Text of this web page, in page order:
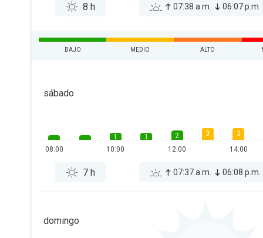
8 h 07:38 a.m. 06:07 p.m.
BAJO MEDIO ALTO
sábado
08:00
1
10:00
1
2
12:00
3
3
14:00
7 h 07:37 a.m. 06:08 p.m.
domingo